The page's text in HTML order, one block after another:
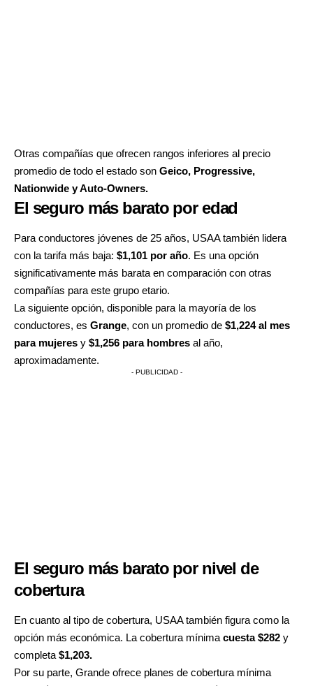
Otras compañías que ofrecen rangos inferiores al precio
promedio de todo el estado son Geico, Progressive,
Nationwide y Auto-Owners.
El seguro más barato por edad
Para conductores jóvenes de 25 años, USAA también lidera
con la tarifa más baja: $1,101 por año. Es una opción
significativamente más barata en comparación con otras
compañías para este grupo etario.
La siguiente opción, disponible para la mayoría de los
conductores, es Grange, con un promedio de $1,224 al mes
para mujeres y $1,256 para hombres al año,
aproximadamente.
- PUBLICIDAD -
El seguro más barato por nivel de
cobertura
En cuanto al tipo de cobertura, USAA también figura como la
opción más económica. La cobertura mínima cuesta $282 y
completa $1,203.
Por su parte, Grande ofrece planes de cobertura mínima